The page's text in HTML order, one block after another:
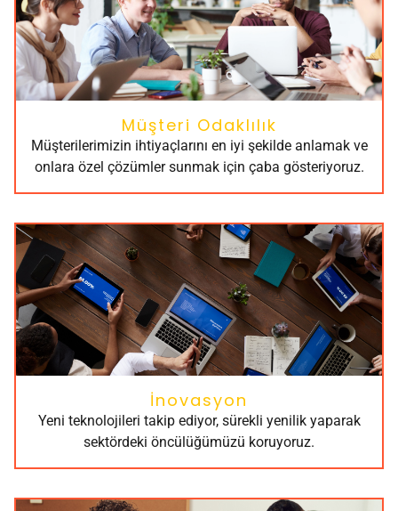
Müşteri Odaklılık
Müşterilerimizin ihtiyaçlarını en iyi şekilde anlamak ve
onlara özel çözümler sunmak için çaba gösteriyoruz.
İnovasyon
Yeni teknolojileri takip ediyor, sürekli yenilik yaparak
sektördeki öncülüğümüzü koruyoruz.